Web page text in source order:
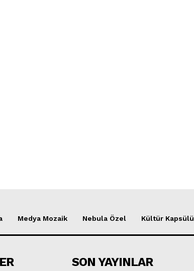
Medya Mozaik Nebula Özel Kültür Kapsülü
SON YAYINLAR